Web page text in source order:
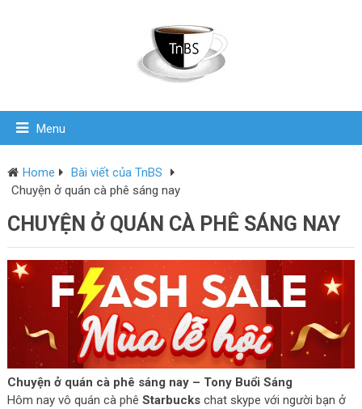
Menu
Home
Bài viết của TnBS
Chuyện ở quán cà phê sáng nay
CHUYỆN Ở QUÁN CÀ PHÊ SÁNG NAY
Chuyện ở quán cà phê sáng nay – Tony Buổi Sáng
Hôm nay vô quán cà phê Starbuckschat skype với người bạn ở